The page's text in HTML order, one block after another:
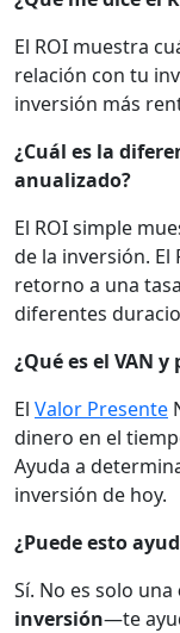
El ROI muestra
relación con tu
inversión más
¿Cuál es la
anualizado?
El ROI simple
de la inversión. El
retorno a una
diferentes
¿Qué es el VAN
El Valor Presente
dinero en el
Ayuda a
inversión de hoy.
¿Puede esto
Sí. No es solo una
inversión—te